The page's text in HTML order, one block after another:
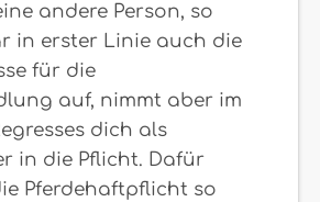
andere Person, so
in erster Linie auch die
für die
auf, nimmt aber im
dich als
in die Pflicht. Dafür
Pferdehaftpflicht so